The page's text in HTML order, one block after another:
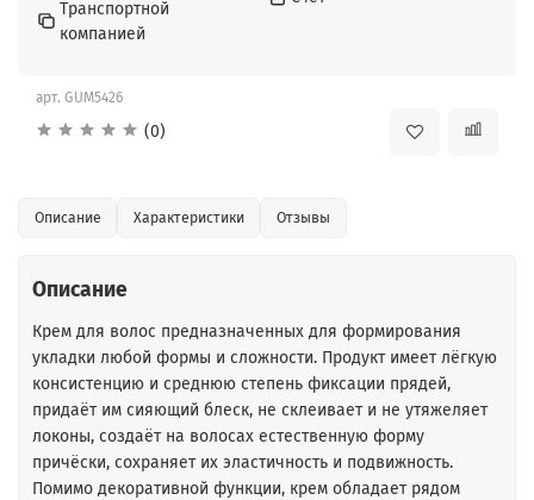
арт. GUM5426
(0)
Транспортной
компанией
Описание Характеристики Отзывы
Описание
Крем для волос предназначенных для формирования
укладки любой формы и сложности. Продукт имеет лёгкую
консистенцию и среднюю степень фиксации прядей,
придаёт им сияющий блеск, не склеивает и не утяжеляет
локоны, создаёт на волосах естественную форму
причёски, сохраняет их эластичность и подвижность.
Помимо декоративной функции, крем обладает рядом